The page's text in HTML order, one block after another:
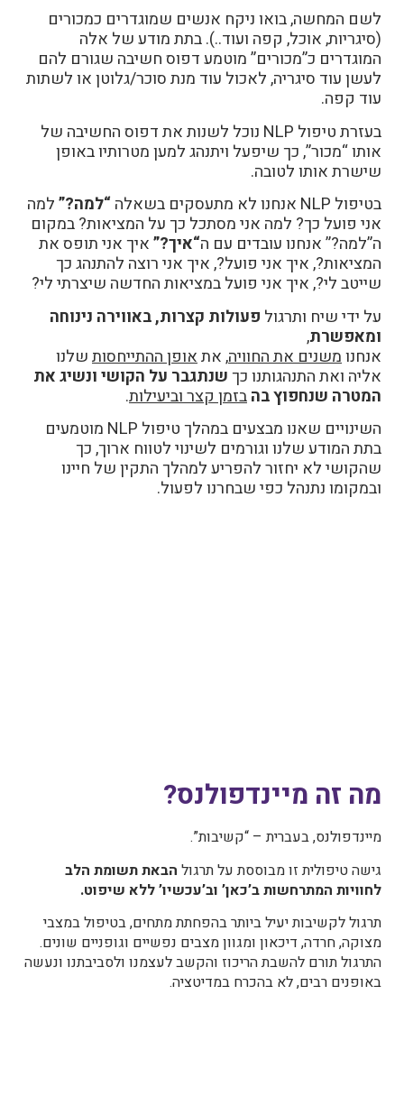
לשם המחשה, בואו ניקח אנשים שמוגדרים כמכורים
(סיגריות, אוכל, קפה ועוד..). בתת מודע של אלה
המוגדרים כ”מכורים” מוטמע דפוס חשיבה שגורם להם
לעשן עוד סיגריה, לאכול עוד מנת סוכר/גלוטן או לשתות
עוד קפה.
בעזרת טיפולNLP נוכל לשנות את דפוס החשיבה של
אותו “מכור”, כך שיפעל ויתנהג למען מטרותיו באופן
שישרת אותו לטובה.
בטיפולNLP אנחנו לא מתעסקים בשאלה“למה?”למה
אני פועל כך? למה אני מסתכל כך על המציאות? במקום
ה”למה?” אנחנו עובדים עם ה“איך?”איך אני תופס את
המציאות?, איך אני פועל?, איך אני רוצה להתנהג כך
שייטב לי?, איך אני פועל במציאות החדשה שיצרתי לי?
על ידי שיח ותרגולפעולות קצרות, באווירה נינוחה
ומאפשרת,
אנחנומשנים את החוויה,אתאופן ההתייחסותשלנו
אליה ואת התנהגותנו כךשנתגבר על הקושי ונשיג את
המטרה שנחפוץ בה בזמן קצר וביעילות.
השינויים שאנו מבצעים במהלך טיפולNLP מוטמעים
בתת המודע שלנו וגורמים לשינוי לטווח ארוך, כך
שהקושי לא יחזור להפריע למהלך התקין של חיינו
ובמקומו נתנהל כפי שבחרנו לפעול.
מה זה מיינדפולנס?
מיינדפולנס, בעברית – “קשיבות”.
גישה טיפולית זו מבוססת על תרגולהבאת תשומת הלב
לחוויות המתרחשות ב’כאן’ וב’עכשיו’ ללא שיפוט.
תרגול לקשיבות יעיל ביותר בהפחתת מתחים, בטיפול במצבי
מצוקה, חרדה, דיכאון ומגוון מצבים נפשיים וגופניים שונים.
התרגול תורם להשבת הריכוז והקשב לעצמנו ולסביבתנו ונעשה
באופנים רבים, לא בהכרח במדיטציה.